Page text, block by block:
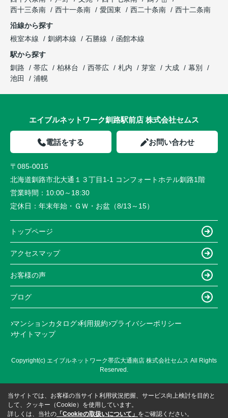
西十三条南
西十一条南 愛国東 西二十条南
西十二条南
沿線から探す
根室本線
釧網本線 石勝線
函館本線
駅から探す
釧路
帯広 柏林台 西帯広 札内 芽室 大成
幕別
池田
浦幌
エイブルネットワーク釧路駅前店 株式会社セムス
電話をする お問い合わせ
〒085-0015
北海道釧路市北大通１３丁目1-1 コンフォートホテル釧路1階
営業時間： 10:00～18:30
定休日： 年末年始・ＧＷ・お盆（8/13～15）
トップページ
アクセスマップ
お客様の声
ブログ
マンションカタログ 利用規約 プライバシーポリシー
サイトマップ
Copyright(c) エイブルネットワーク帯広大通南店 株式会社セムス All Rights
Reserved.
当サイトでは、お客様の当サイト利用状況把握、サービス向上検討を目的と
して、クッキー（Cookie）を使用しています。
詳しくは、当社の 「Cookieの取扱いについて」 をご確認ください。